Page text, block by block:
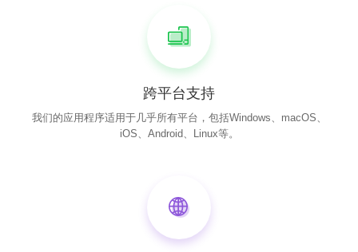
跨平台支持
我们的应用程序适用于几乎所有平台，包括Windows、macOS、
iOS、Android、Linux等。